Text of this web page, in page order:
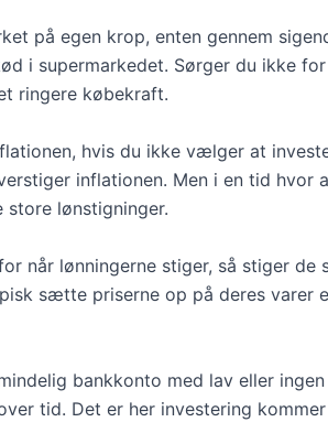
på egen krop, enten gennem
i supermarkedet. Sørger du ikke
ringere købekraft.
hvis du ikke vælger at
inflationen. Men i en tid hvor
lønstigninger.
når lønningerne stiger, så stiger de
sætte priserne op på deres varer
bankkonto med lav eller
tid. Det er her investering